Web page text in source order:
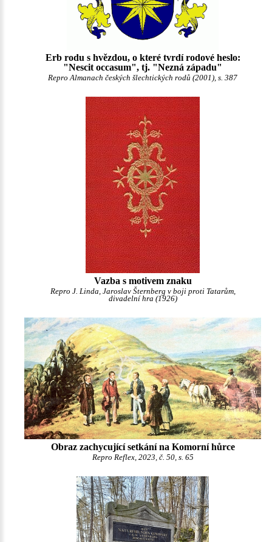
Erb rodu s hvězdou, o které tvrdí rodové heslo:
"Nescit occasum", tj. "Nezná západu"
Repro Almanach českých šlechtických rodů (2001), s. 387
Vazba s motivem znaku
Repro J. Linda, Jaroslav Šternberg v boji proti Tatarům,
divadelní hra (1926)
Obraz zachycující setkání na Komorní hůrce
Repro Reflex, 2023, č. 50, s. 65